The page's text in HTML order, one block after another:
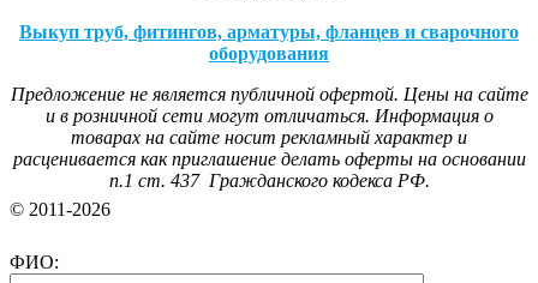
Выкуп труб, фитингов, арматуры, фланцев и сварочного
оборудования
Предложение не является публичной офертой. Цены на сайте
и в розничной сети могут отличаться. Информация о
товарах на сайте носит рекламный характер и
расценивается как приглашение делать оферты на основании
п.1 ст. 437 Гражданского кодекса РФ.
© 2011-2026
ФИО: